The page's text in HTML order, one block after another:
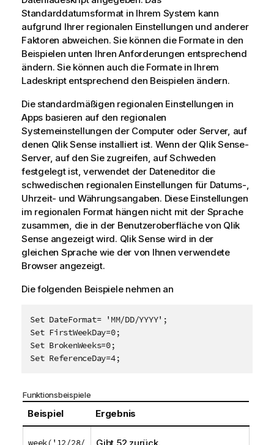
Standarddatumsformat in Ihrem System kann
aufgrund Ihrer regionalen Einstellungen und anderer
Faktoren abweichen. Sie können die Formate in den
Beispielen unten Ihren Anforderungen entsprechend
ändern. Sie können auch die Formate in Ihrem
Ladeskript entsprechend den Beispielen ändern.
Die standardmäßigen regionalen Einstellungen in
Apps basieren auf den regionalen
Systemeinstellungen der Computer oder Server, auf
denen Qlik Sense installiert ist. Wenn der Qlik Sense-
Server, auf den Sie zugreifen, auf Schweden
festgelegt ist, verwendet der Dateneditor die
schwedischen regionalen Einstellungen für Datums-,
Uhrzeit- und Währungsangaben. Diese Einstellungen
im regionalen Format hängen nicht mit der Sprache
zusammen, die in der Benutzeroberfläche von Qlik
Senseangezeigt wird. Qlik Sense wird in der
gleichen Sprache wie der von Ihnen verwendete
Browser angezeigt.
Die folgenden Beispiele nehmen an
Set DateFormat= 'MM/DD/YYYY';
Set FirstWeekDay=0;
Set BrokenWeeks=0;
Set ReferenceDay=4;
Funktionsbeispiele
Beispiel Ergebnis
week('12/28/